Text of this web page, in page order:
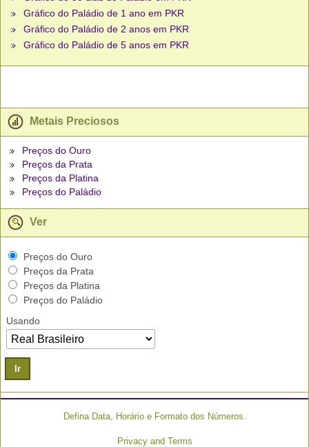
Gráfico do Paládio de 1 ano em PKR
Gráfico do Paládio de 2 anos em PKR
Gráfico do Paládio de 5 anos em PKR
Metais Preciosos
Preços do Ouro
Preços da Prata
Preços da Platina
Preços do Paládio
Ver
Preços do Ouro
Preços da Prata
Preços da Platina
Preços do Paládio
Usando
Ir
Defina Data, Horário e Formato dos Números.
Privacy and Terms